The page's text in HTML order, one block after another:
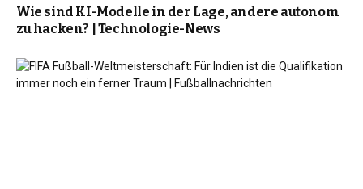
Wie sind KI-Modelle in der Lage, andere autonom
zu hacken? | Technologie-News